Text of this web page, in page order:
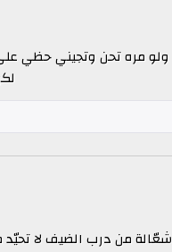
مره تحن وتجيني حظي
شعّالة من درب الضيف لا